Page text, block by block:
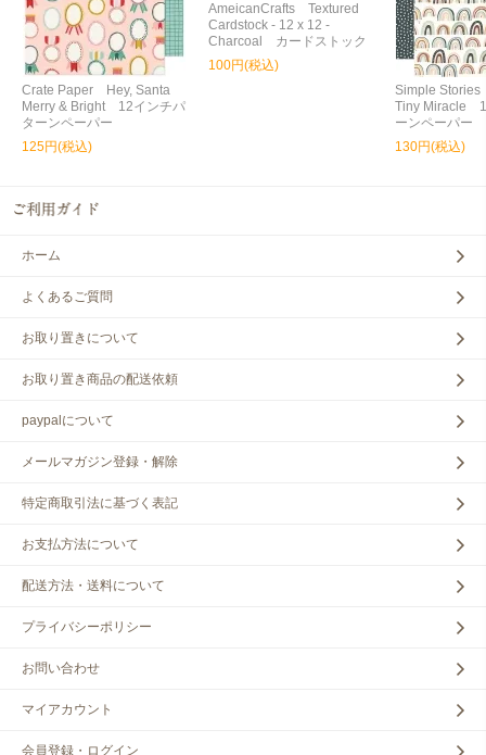
Crate Paper Hey, Santa
Merry & Bright 12インチパ
ターンペーパー
125円(税込)
AmeicanCrafts Textured
Cardstock - 12 x 12 -
Charcoal カードストック
100円(税込)
Simple
Tiny Miracle
ーンペーパー
130円(税込)
ホーム
よくあるご質問
お取り置きについて
お取り置き商品の配送依頼
paypalについて
メールマガジン登録・解除
特定商取引法に基づく表記
お支払方法について
配送方法・送料について
プライバシーポリシー
お問い合わせ
マイアカウント
会員登録・ログイン